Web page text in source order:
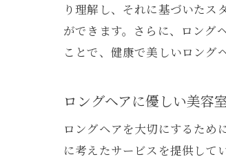
り理解し、それに基づいたス
ができます。さらに、ロング
ことで、健康で美しいロング
ロングヘアに優しい美容
ロングヘアを大切にするため
に考えたサービスを提供して